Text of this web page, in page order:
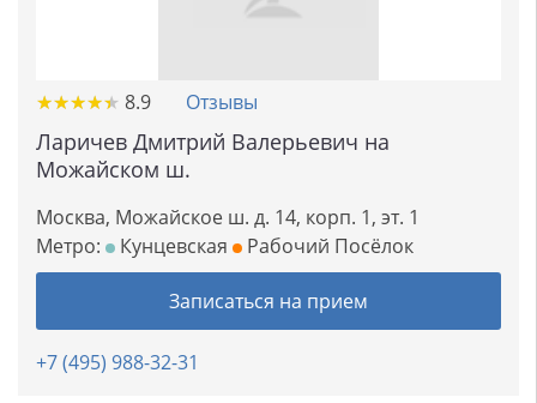
★★★★★
★★★★★ 8.9 Отзывы
Ларичев Дмитрий Валерьевич на
Можайском ш.
Москва, Можайское ш. д. 14, корп. 1, эт. 1
Метро:
Кунцевская Рабочий Посёлок
Записаться на прием
+7 (495) 988-32-31